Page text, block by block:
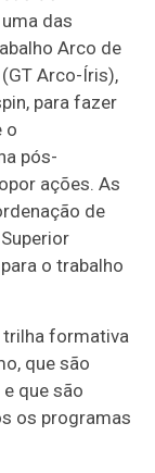
das
Arco de
Arco-Íris),
para fazer
o
pós-
ações. As
de
o trabalho
trilha formativa
que são
que são
os programas